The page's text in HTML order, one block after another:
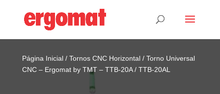
Página Inicial/ Tornos CNC Horizontal/ Torno Universal
CNC – Ergomat by TMT – TTB-20A / TTB-20AL